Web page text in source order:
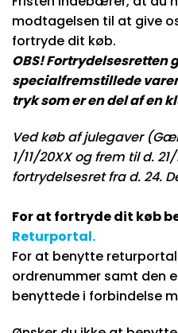
modtagelsen til at give
fortryde dit køb.
OBS! Fortrydelsesretten
specialfremstillede
tryk som er en del af en
Ved køb af julegaver
1/11/20XX og frem til d.
fortrydelsesret fra d. 24.
For at fortryde dit køb
Returportal.
For at benytte
ordrenummer samt den
benyttede i forbindelse